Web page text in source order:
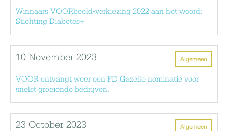
Winnaars VOORbeeld-verkiezing 2022 aan het woord:
Stichting Diabetes+
Algemeen
10 November 2023
VOOR ontvangt weer een FD Gazelle nominatie voor
snelst groeiende bedrijven.
Algemeen
23 October 2023